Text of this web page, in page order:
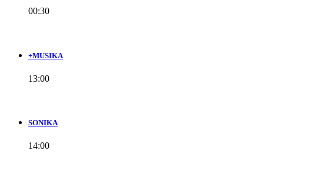
00:30
+MUSIKA
13:00
SONIKA
14:00